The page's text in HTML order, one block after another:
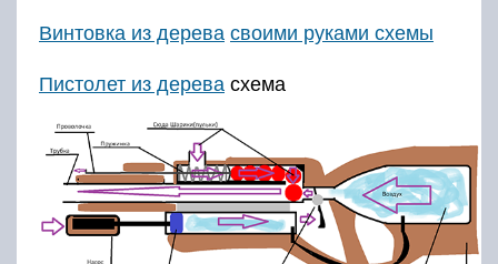
Винтовка из дерева своими руками схемы
Пистолет из дерева схема